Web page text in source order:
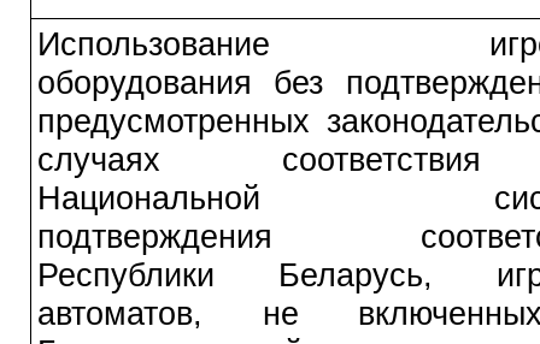
Использование
оборудования без
предусмотренных
случаях
Национальной
подтверждения
Республики Беларусь,
автоматов, не